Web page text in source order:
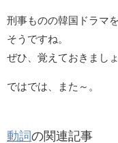
刑事ものの韓国ドラマ
そうですね。
ぜひ、覚えておきましょ
ではでは、また～。
動詞の関連記事